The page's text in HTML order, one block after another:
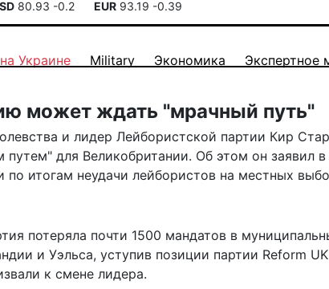
80.93 -0.2 EUR 93.19 -0.39
Украине Military Экономика Экспертное
может ждать "мрачный путь"
и лидер Лейбористской партии Кир
для Великобритании. Об этом он заявил в
по итогам неудачи лейбористов на местных
потеряла почти 1500 мандатов в
и Уэльса, уступив позиции партии Reform
к смене лидера.